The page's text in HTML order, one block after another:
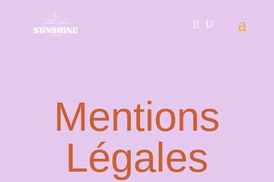
Mentions
Légales